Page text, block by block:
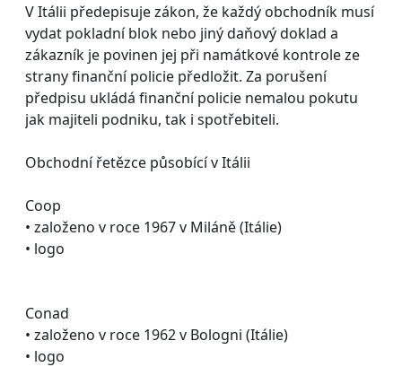
V Itálii předepisuje zákon, že každý obchodník musí
vydat pokladní blok nebo jiný daňový doklad a
zákazník je povinen jej při namátkové kontrole ze
strany finanční policie předložit. Za porušení
předpisu ukládá finanční policie nemalou pokutu
jak majiteli podniku, tak i spotřebiteli.
Obchodní řetězce působící v Itálii
Coop
• založeno v roce 1967 v Miláně (Itálie)
• logo
Conad
• založeno v roce 1962 v Bologni (Itálie)
• logo